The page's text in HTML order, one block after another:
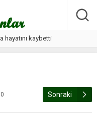
hayatını kaybetti
Sonraki